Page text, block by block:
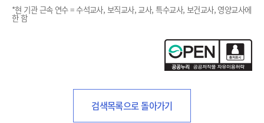
*현 기관 근속 연수 = 수석교사, 보직교사, 교사, 특수교사, 보건교사, 영양교사에
한 함
검색목록으로 돌아가기